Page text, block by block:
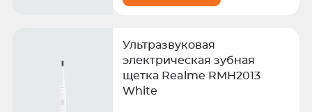
Ультразвуковая
электрическая зубная
щетка Realme RMH2013
White